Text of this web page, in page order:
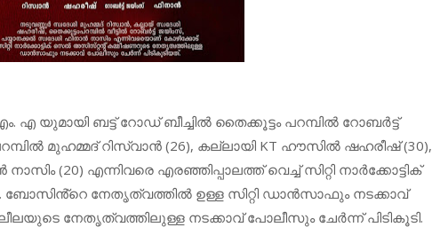
എ യുമായി ബട്ട് റോഡ് ബീച്ചിൽ തൈക്കൂട്ടം പറമ്പിൽ റോബർട്ട്
മുഹമ്മദ് റിസ്‌വാൻ (26), കല്ലായി KT ഹൗസിൽ ഷഹരീഷ് (30),
(20) എന്നിവരെ എരഞ്ഞിപ്പാലത്ത് വെച്ച് സിറ്റി നാർക്കോട്ടിക്
നേതൃത്വത്തിൽ ഉള്ള സിറ്റി ഡാൻസാഫും നടക്കാവ്
നേതൃത്വത്തിലുള്ള നടക്കാവ് പോലീസും ചേര്‍ന്ന് പിടികൂടി.